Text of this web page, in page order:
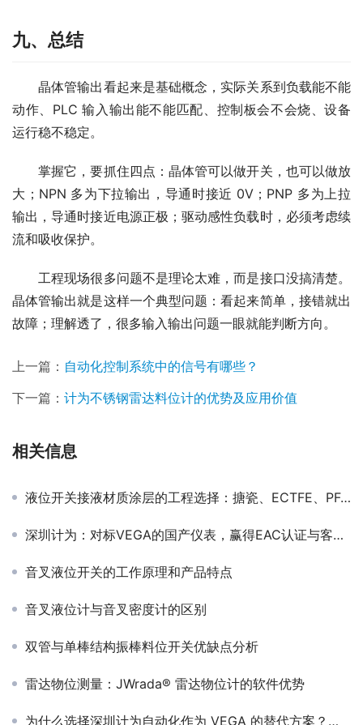
九、总结
晶体管输出看起来是基础概念，实际关系到负载能不能
动作、PLC 输入输出能不能匹配、控制板会不会烧、设备
运行稳不稳定。
掌握它，要抓住四点：晶体管可以做开关，也可以做放
大；NPN 多为下拉输出，导通时接近 0V；PNP 多为上拉
输出，导通时接近电源正极；驱动感性负载时，必须考虑续
流和吸收保护。
工程现场很多问题不是理论太难，而是接口没搞清楚。
晶体管输出就是这样一个典型问题：看起来简单，接错就出
故障；理解透了，很多输入输出问题一眼就能判断方向。
上一篇： 自动化控制系统中的信号有哪些？
下一篇： 计为不锈钢雷达料位计的优势及应用价值
相关信息
液位开关接液材质涂层的工程选择：搪瓷、ECTFE、PFA三类防腐方案的性能与应用解析
深圳计为：对标VEGA的国产仪表，赢得EAC认证与客户信赖
音叉液位开关的工作原理和产品特点
音叉液位计与音叉密度计的区别
双管与单棒结构振棒料位开关优缺点分析
雷达物位测量：JWrada® 雷达物位计的软件优势
为什么选择深圳计为自动化作为 VEGA 的替代方案？——核心参数与品质全面对标 VEGA